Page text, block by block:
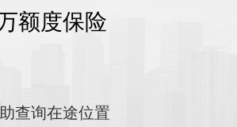
额度保险
查询在途位置